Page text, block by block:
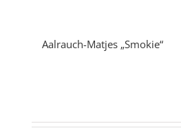
Aalrauch-Matjes „Smokie“